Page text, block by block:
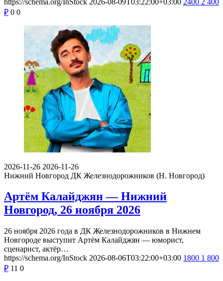
₽ 0 0
2026-11-26 2026-11-26
Нижний Новгород ДК Железнодорожников (Н. Новгород)
Артём Калайджян — Нижний
Новгород, 26 ноября 2026
26 ноября 2026 года в ДК Железнодорожников в Нижнем
Новгороде выступит Артём Калайджян — юморист,
сценарист, актёр…
https://schema.org/InStock 2026-08-06T03:22:00+03:00 1800 1 800
₽ 11 0